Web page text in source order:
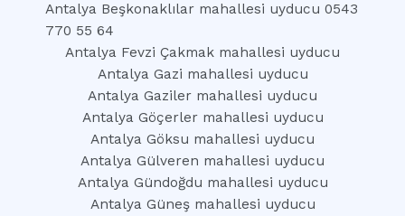
Antalya Beşkonaklılar mahallesi uyducu 0543
770 55 64
Antalya Fevzi Çakmak mahallesi uyducu
Antalya Gazi mahallesi uyducu
Antalya Gaziler mahallesi uyducu
Antalya Göçerler mahallesi uyducu
Antalya Göksu mahallesi uyducu
Antalya Gülveren mahallesi uyducu
Antalya Gündoğdu mahallesi uyducu
Antalya Güneş mahallesi uyducu